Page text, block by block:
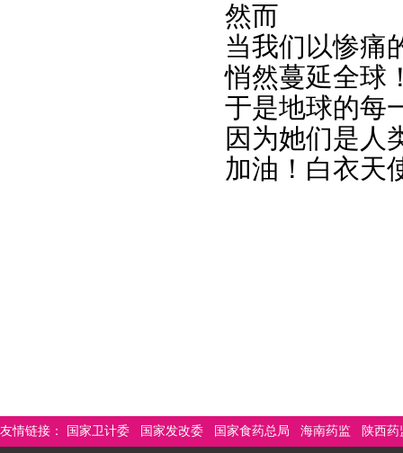
然而
当我们以惨痛
悄然蔓延全球
于是地球的每
因为她们是人
加油！白衣天
友情链接： 国家卫计委 国家发改委 国家食药总局 海南药监 陕西药